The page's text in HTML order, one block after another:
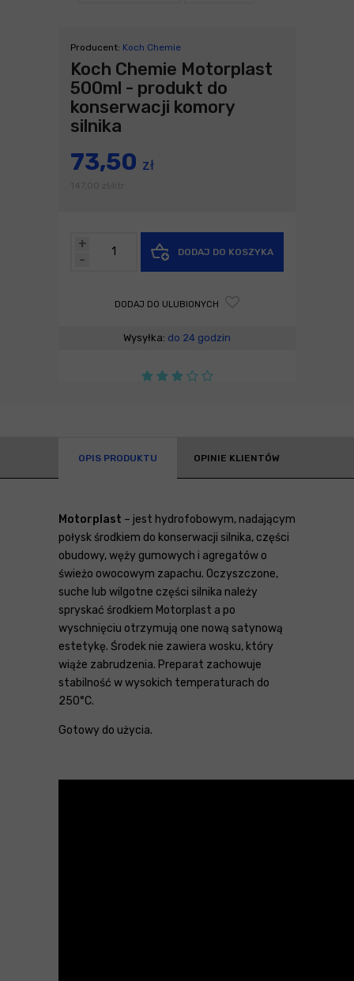
Producent: Koch Chemie
Koch Chemie Motorplast
500ml - produkt do
konserwacji komory
silnika
73,50 zł
-
+
DODAJ DO KOSZYKA
DODAJ DO ULUBIONYCH
Wysyłka: do 24 godzin
OPIS PRODUKTU OPINIE KLIENTÓW
Motorplast – jest hydrofobowym, nadającym
połysk środkiem do konserwacji silnika, części
obudowy, węży gumowych i agregatów o
świeżo owocowym zapachu. Oczyszczone,
suche lub wilgotne części silnika należy
spryskać środkiem Motorplast a po
wyschnięciu otrzymują one nową satynową
estetykę. Środek nie zawiera wosku, który
wiąże zabrudzenia. Preparat zachowuje
stabilność w wysokich temperaturach do
250°C.
Gotowy do użycia.